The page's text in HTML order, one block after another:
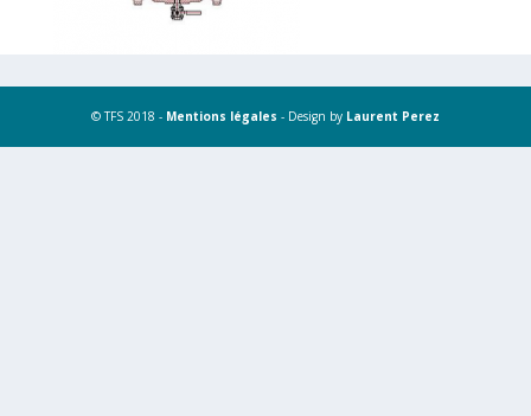
© TFS 2018 - Mentions légales - Design by Laurent Perez